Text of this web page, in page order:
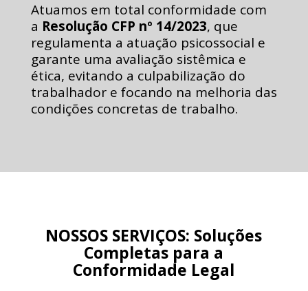
Atuamos em total conformidade com
a Resolução CFP nº 14/2023, que
regulamenta a atuação psicossocial e
garante uma avaliação sistêmica e
ética, evitando a culpabilização do
trabalhador e focando na melhoria das
condições concretas de trabalho.
NOSSOS SERVIÇOS: Soluções
Completas para a
Conformidade Legal